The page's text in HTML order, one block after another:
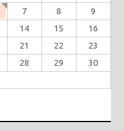
7 8
9
14 15
16
21 22
23
28 29
30